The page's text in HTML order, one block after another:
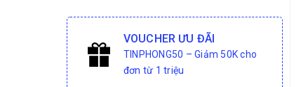
VOUCHER ƯU ĐÃI
TINPHONG50 – Giảm 50K cho
đơn từ 1 triệu